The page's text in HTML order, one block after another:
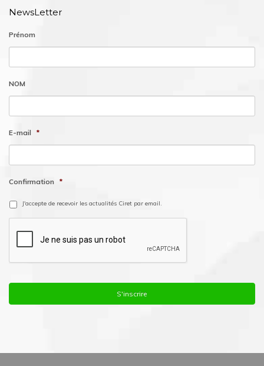
NewsLetter
Prénom
NOM
E-mail *
Confirmation *
J'accepte de recevoir les actualités Ciret par email.